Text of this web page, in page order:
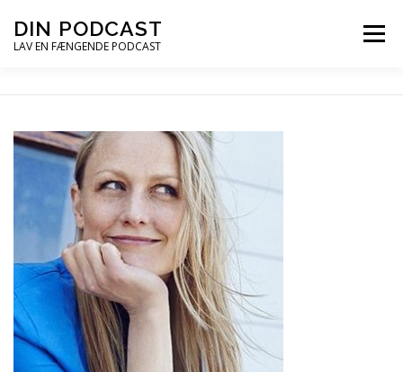
tilDIN PODCAST
LAV EN FÆNGENDE PODCAST
Menu
PODCAST – LYT PODCAST MAIL